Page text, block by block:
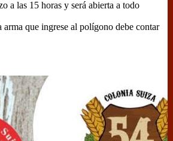
a las 15 horas y será abierta a todo
arma que ingrese al polígono debe contar